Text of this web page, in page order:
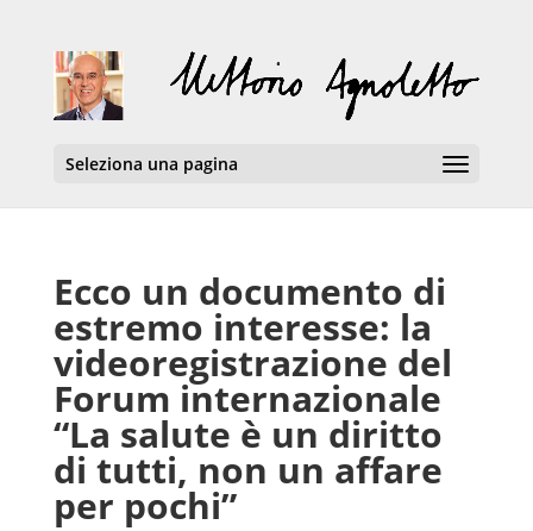
Seleziona una pagina
Ecco un documento di
estremo interesse: la
videoregistrazione del
Forum internazionale
“La salute è un diritto
di tutti, non un affare
per pochi”